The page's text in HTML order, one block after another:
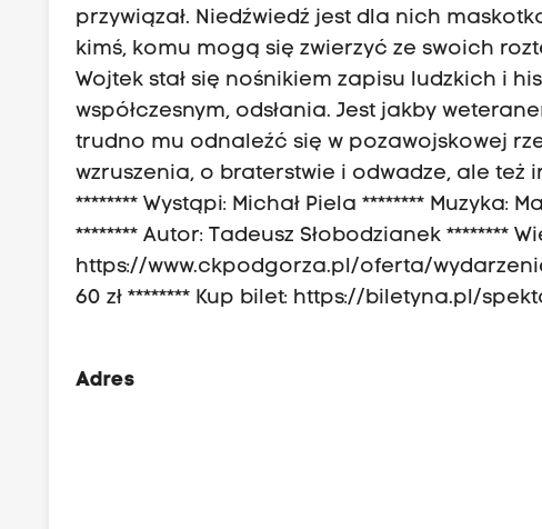
przywiązał. Niedźwiedź jest dla nich
kimś, komu mogą się zwierzyć ze swoich
Wojtek stał się nośnikiem zapisu ludzkich i
współczesnym, odsłania. Jest jakby
trudno mu odnaleźć się w pozawojskowej
wzruszenia, o braterstwie i odwadze, ale
******** Wystąpi: Michał Piela ******** Muzyka:
******** Autor: Tadeusz Słobodzianek ********
https://www.ckpodgorza.pl/oferta/
60 zł ******** Kup bilet: https://biletyna.pl/
Adres